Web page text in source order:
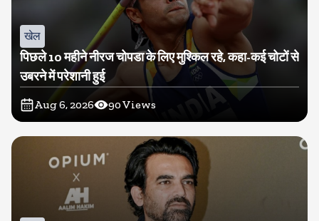
खेल
पिछले 10 महीने नीरज चोपडा के लिए मुश्किल रहे, कहा-कई चोटों से
उबरने में परेशानी हुई
Aug 6, 2026 90Views